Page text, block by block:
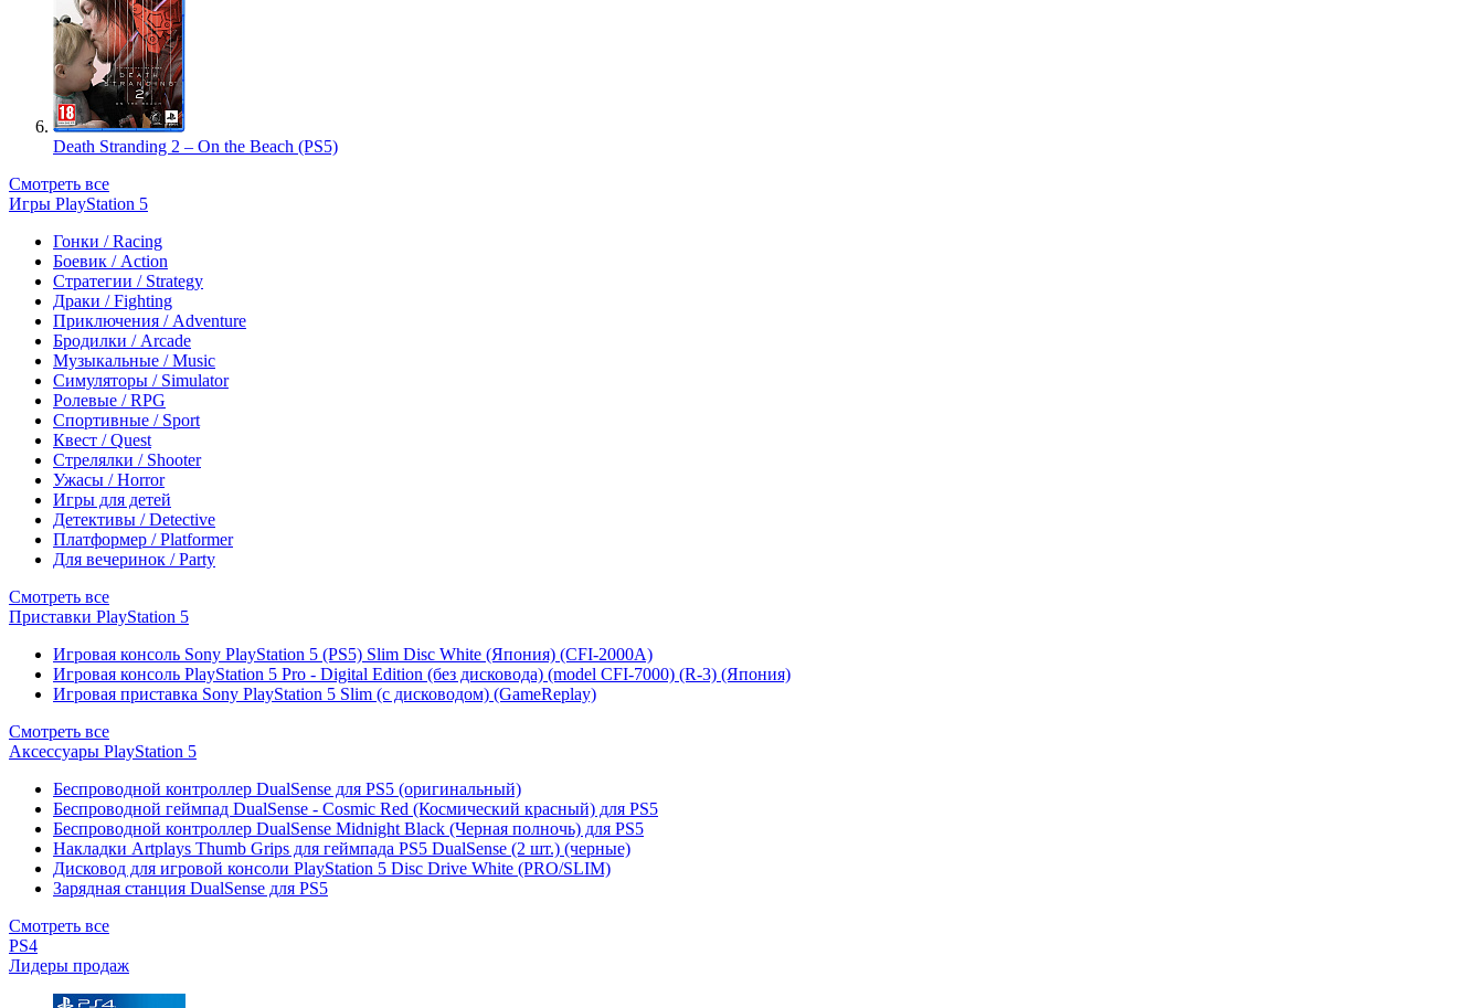
Death Stranding 2 – On the Beach (PS5)
Смотреть все
Игры PlayStation 5
Гонки / Racing
Боевик / Action
Стратегии / Strategy
Драки / Fighting
Приключения / Adventure
Бродилки / Arcade
Музыкальные / Music
Симуляторы / Simulator
Ролевые / RPG
Спортивные / Sport
Квест / Quest
Стрелялки / Shooter
Ужасы / Horror
Игры для детей
Детективы / Detective
Платформер / Platformer
Для вечеринок / Party
Смотреть все
Приставки PlayStation 5
Игровая консоль Sony PlayStation 5 (PS5) Slim Disc White (Япония) (CFI-2000A)
Игровая консоль PlayStation 5 Pro - Digital Edition (без дисковода) (model CFI-7000) (R-3) (Япония)
Игровая приставка Sony PlayStation 5 Slim (с дисководом) (GameReplay)
Смотреть все
Аксессуары PlayStation 5
Беспроводной контроллер DualSense для PS5 (оригинальный)
Беспроводной геймпад DualSense - Cosmic Red (Космический красный) для PS5
Беспроводной контроллер DualSense Midnight Black (Черная полночь) для PS5
Накладки Artplays Thumb Grips для геймпада PS5 DualSense (2 шт.) (черные)
Дисковод для игровой консоли PlayStation 5 Disc Drive White (PRO/SLIM)
Зарядная станция DualSense для PS5
Смотреть все
PS4
Лидеры продаж